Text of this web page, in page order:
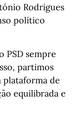
Rodrigues
político
PSD sempre
partimos
de
equilibrada e